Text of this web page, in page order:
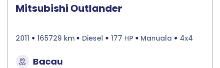
Mitsubishi Outlander
2011 165729 km Diesel 177 HP Manuala 4x4
Bacau